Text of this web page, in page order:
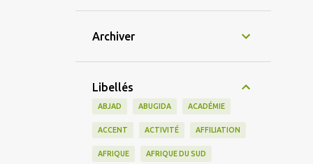
Archiver
Libellés
ABJAD ABUGIDA ACADÉMIE
ACCENT ACTIVITÉ AFFILIATION
AFRIQUE AFRIQUE DU SUD